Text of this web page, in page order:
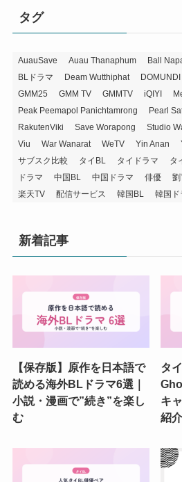
タグ
AuauSave Auau Thanaphum Ball
BLドラマ
Deam Wutthiphat DOMUNDI
GMM25
GMM TV GMMTV iQIYI
Peak Peemapol Panichtamrong
Pearl
RakutenViki
Save Worapong Studio
Viu
War Wanarat WeTV Yin Anan
サブスク比較
タイBL タイドラマ タ
ドラマ
中国BL 中国ドラマ 俳優
楽天TV
配信サービス 韓国BL 韓国ド
新着記事
【保存版】原作を日本語で
読める海外BLドラマ6選｜
小説・漫画で”続き”を楽し
む
タ
キ
紹介